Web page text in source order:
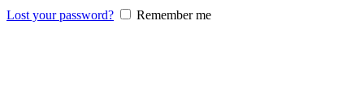
Lost your password?
Remember me